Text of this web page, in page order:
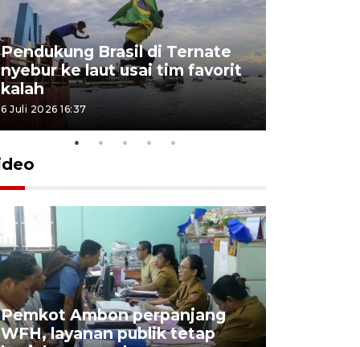
Pendukung Brasil di Ternate
nyebur ke laut usai tim favorit
kalah
6 Juli 2026 16:37
Pemkot Ambon perpanjang
WFH, layanan publik tetap